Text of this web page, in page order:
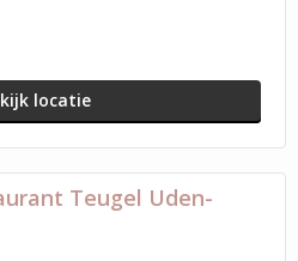
locatie
Teugel Uden-